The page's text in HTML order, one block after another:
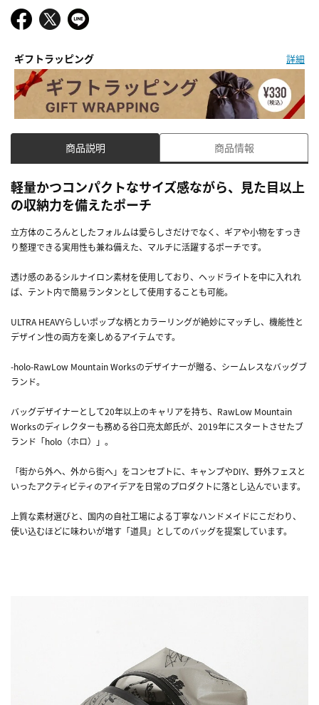
ギフトラッピング 詳細
商品説明 商品情報
軽量かつコンパクトなサイズ感ながら、見た目以上
の収納力を備えたポーチ
立方体のころんとしたフォルムは愛らしさだけでなく、ギアや小物をすっき
り整理できる実用性も兼ね備えた、マルチに活躍するポーチです。
透け感のあるシルナイロン素材を使用しており、ヘッドライトを中に入れれ
ば、テント内で簡易ランタンとして使用することも可能。
ULTRA HEAVYらしいポップな柄とカラーリングが絶妙にマッチし、機能性と
デザイン性の両方を楽しめるアイテムです。
-holo-RawLow Mountain Worksのデザイナーが贈る、シームレスなバッグブ
ランド。
バッグデザイナーとして20年以上のキャリアを持ち、RawLow Mountain
Worksのディレクターも務める谷口亮太郎氏が、2019年にスタートさせたブ
ランド「holo（ホロ）」。
「街から外へ、外から街へ」をコンセプトに、キャンプやDIY、野外フェスと
いったアクティビティのアイデアを日常のプロダクトに落とし込んでいます。
上質な素材選びと、国内の自社工場による丁寧なハンドメイドにこだわり、
使い込むほどに味わいが増す「道具」としてのバッグを提案しています。